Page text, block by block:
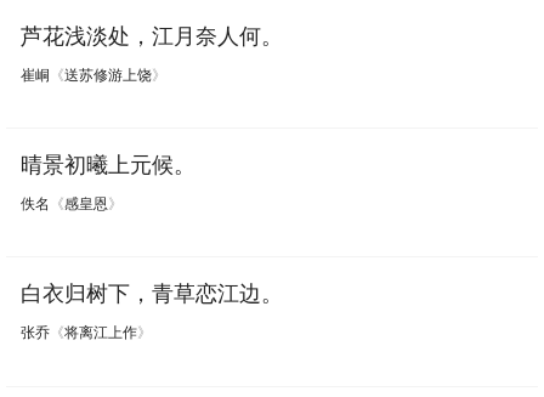
芦花浅淡处，江月奈人何。
崔峒 《送苏修游上饶》
晴景初曦上元候。
佚名 《感皇恩》
白衣归树下，青草恋江边。
张乔《将离江上作》